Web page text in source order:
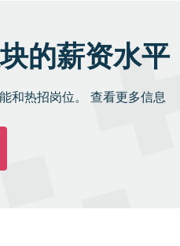
的薪资水平
和热招岗位。 查看更多信息